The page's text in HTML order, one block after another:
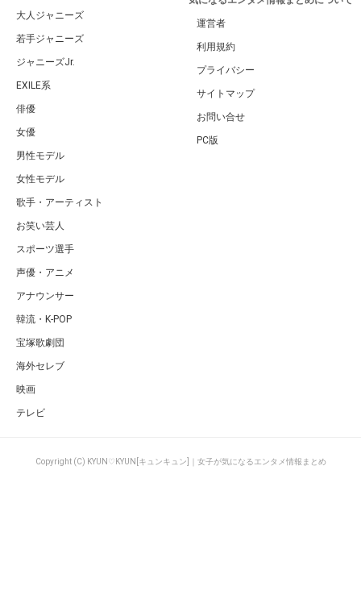
大人ジャニーズ
若手ジャニーズ
ジャニーズJr.
EXILE系
俳優
女優
男性モデル
女性モデル
歌手・アーティスト
お笑い芸人
スポーツ選手
声優・アニメ
アナウンサー
韓流・K-POP
宝塚歌劇団
海外セレブ
映画
テレビ
運営者
利用規約
プライバシー
サイトマップ
お問い合せ
PC版
Copyright (C) KYUN♡KYUN[キュンキュン]｜女子が気になるエンタメ情報まとめ